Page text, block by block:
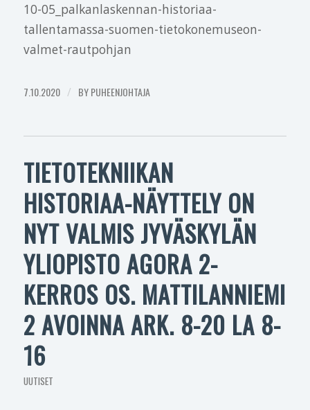
10-05_palkanlaskennan-historiaa-
tallentamassa-suomen-tietokonemuseon-
valmet-rautpohjan
7.10.2020 / BYPUHEENJOHTAJA
TIETOTEKNIIKAN
HISTORIAA-NÄYTTELY ON
NYT VALMIS JYVÄSKYLÄN
YLIOPISTO AGORA 2-
KERROS OS. MATTILANNIEMI
2 AVOINNA ARK. 8-20 LA 8-
16
UUTISET